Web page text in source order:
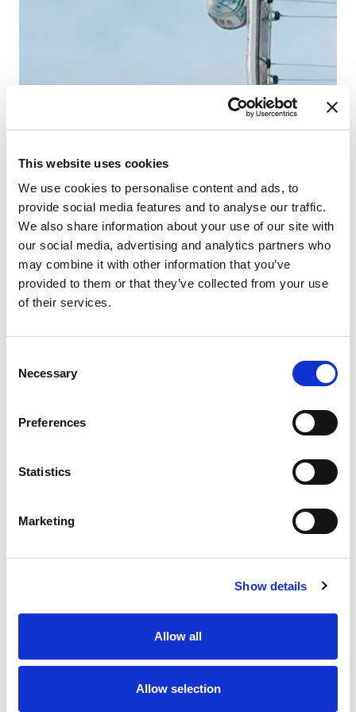
This website uses cookies
We use cookies to personalise content and ads, to
provide social media features and to analyse our traffic.
We also share information about your use of our site with
our social media, advertising and analytics partners who
may combine it with other information that you’ve
provided to them or that they’ve collected from your use
of their services.
Selection
Necessary
Preferences
Statistics
Marketing
Show details
Allow all
Allow selection